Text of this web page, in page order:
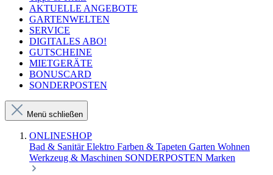
AKTUELLE ANGEBOTE
GARTENWELTEN
SERVICE
DIGITALES ABO!
GUTSCHEINE
MIETGERÄTE
BONUSCARD
SONDERPOSTEN
Menü schließen
ONLINESHOP
Bad & SanitärElektro Farben & Tapeten Garten Wohnen
Werkzeug & Maschinen SONDERPOSTEN Marken